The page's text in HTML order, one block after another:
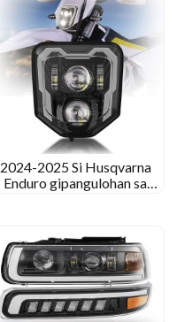
2024-2025 Si Husqvarna
Enduro gipangulohan sa